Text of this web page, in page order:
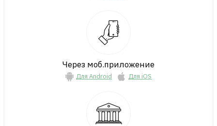
Через моб.приложение
Для Android Для iOS